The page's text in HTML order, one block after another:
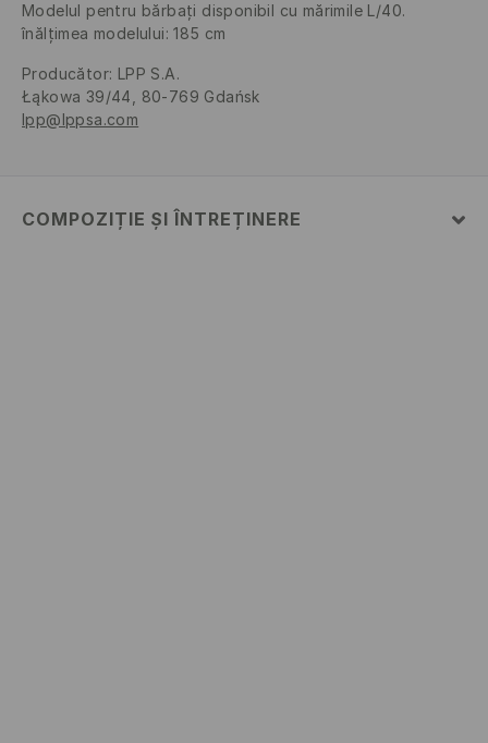
Modelul pentru bărbați disponibil cu mărimile L/40.
înălțimea modelului: 185 cm
Producător: LPP S.A.
Łąkowa 39/44, 80-769 Gdańsk
lpp@lppsa.com
COMPOZIȚIE ȘI ÎNTREȚINERE